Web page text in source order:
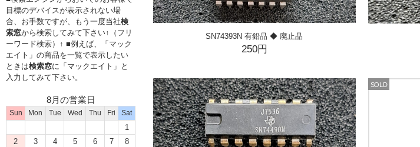
目標のデバイスが表示されない場
合、お手数ですが、もう一度当社検
索窓から検索してみて下さい↑（フリ
ーワード検索）↑ ■例えば、「マック
エイト」の商品を一覧で表示したい
ときは検索窓に「マックエイト」と
入力してみて下さい。
8月の営業日
Sun Mon Tue Wed Thu Fri Sat
1
2
3 4 5 6 7
8
SN74393N 有鉛品 ◆ 廃止品
250円
SOLD